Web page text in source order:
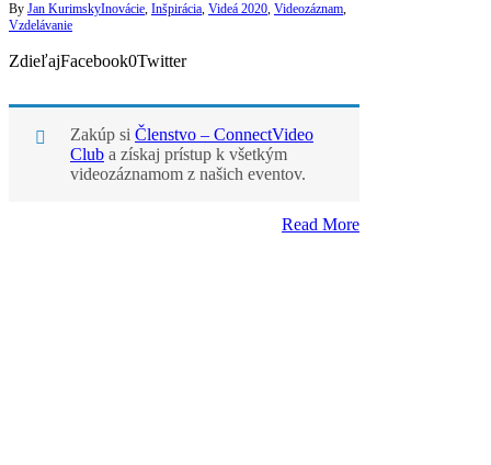
By Jan KurimskyInovácie, Inšpirácia, Videá 2020, Videozáznam,
Vzdelávanie
ZdieľajFacebook0Twitter
Zakúp si Členstvo – ConnectVideo
Club a získaj prístup k všetkým
videozáznamom z našich eventov.
Read More